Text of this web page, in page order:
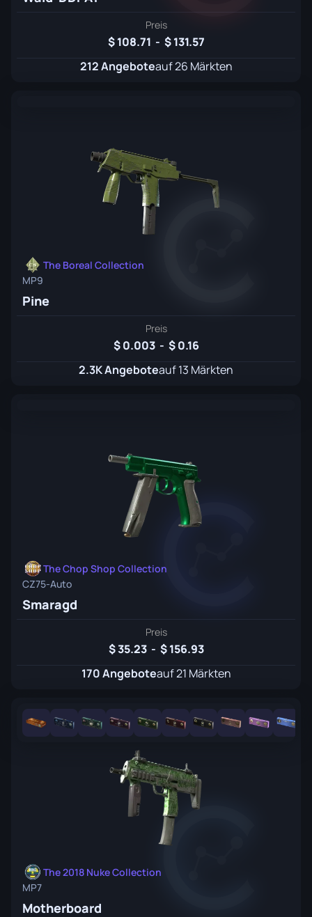
Preis
108.71 -
131.57
212 Angeboteauf 26 Märkten
The Boreal Collection
MP9
Pine
Preis
0.003 -
0.16
2.3K Angeboteauf 13 Märkten
The Chop Shop Collection
CZ75-Auto
Smaragd
Preis
35.23 -
156.93
170 Angeboteauf 21 Märkten
The 2018 Nuke Collection
MP7
Motherboard